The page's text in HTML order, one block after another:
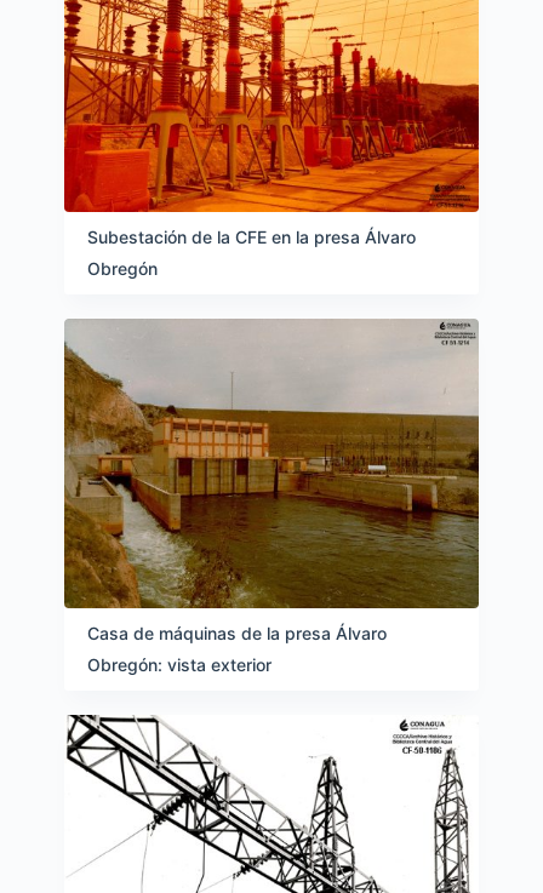
Subestación de la CFE en la presa Álvaro
Obregón
Casa de máquinas de la presa Álvaro
Obregón: vista exterior